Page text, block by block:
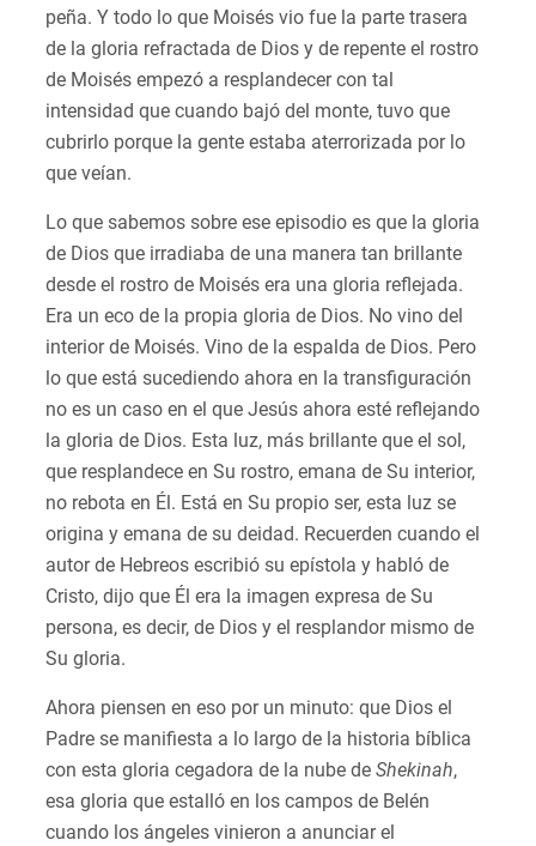
peña. Y todo lo que Moisés vio fue la parte trasera
de la gloria refractada de Dios y de repente el rostro
de Moisés empezó a resplandecer con tal
intensidad que cuando bajó del monte, tuvo que
cubrirlo porque la gente estaba aterrorizada por lo
que veían.
Lo que sabemos sobre ese episodio es que la gloria
de Dios que irradiaba de una manera tan brillante
desde el rostro de Moisés era una gloria reflejada.
Era un eco de la propia gloria de Dios. No vino del
interior de Moisés. Vino de la espalda de Dios. Pero
lo que está sucediendo ahora en la transfiguración
no es un caso en el que Jesús ahora esté reflejando
la gloria de Dios. Esta luz, más brillante que el sol,
que resplandece en Su rostro, emana de Su interior,
no rebota en Él. Está en Su propio ser, esta luz se
origina y emana de su deidad. Recuerden cuando el
autor de Hebreos escribió su epístola y habló de
Cristo, dijo que Él era la imagen expresa de Su
persona, es decir, de Dios y el resplandor mismo de
Su gloria.
Ahora piensen en eso por un minuto: que Dios el
Padre se manifiesta a lo largo de la historia bíblica
con esta gloria cegadora de la nube de Shekinah,
esa gloria que estalló en los campos de Belén
cuando los ángeles vinieron a anunciar el